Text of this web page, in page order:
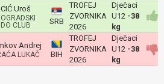
Uroš
CLUB
SRB
TROFEJ
ZVORNIKA
2026
Dječaci
U12 -38
kg
Andrej
LUKAČ BIH
TROFEJ
ZVORNIKA
2026
Dječaci
U12 -38
kg